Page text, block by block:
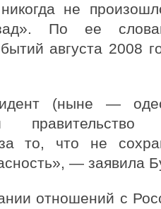
не
По ее
августа 2008
(ныне —
за то, что не
— заявила
отношений с